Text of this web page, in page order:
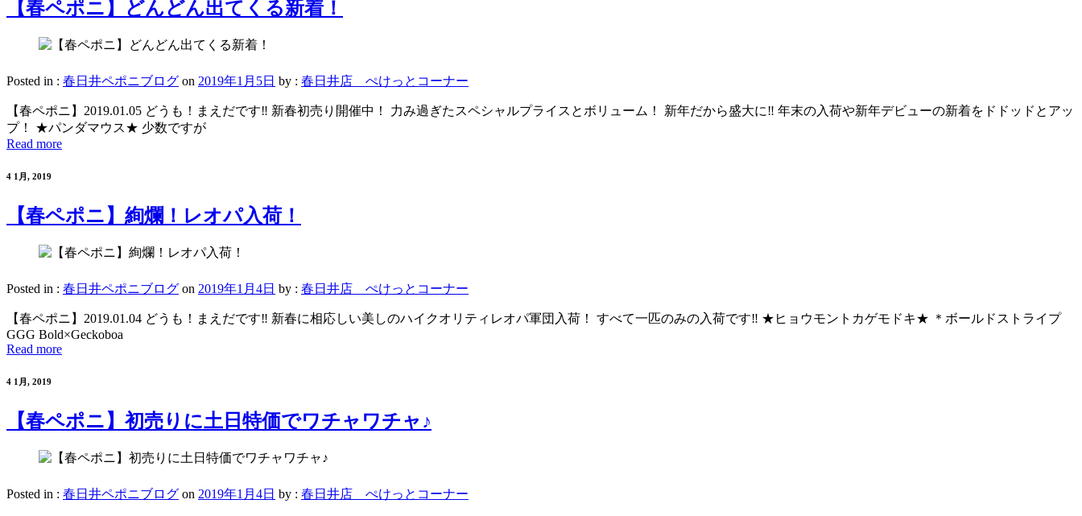
【春ペポニ】どんどん出てくる新着！
Posted in : 春日井ペポニブログ on 2019年1月5日 by : 春日井店 ぺけっとコーナー
【春ペポニ】2019.01.05 どうも！まえだです‼ 新春初売り開催中！ 力み過ぎたスペシャルプライスとボリューム！ 新年だから盛大に‼ 年末の入荷や新年デビューの新着をドドッドとアッ
プ！ ★パンダマウス★ 少数ですが
Read more
4 1月, 2019
【春ペポニ】絢爛！レオパ入荷！
Posted in : 春日井ペポニブログ on 2019年1月4日 by : 春日井店 ぺけっとコーナー
【春ペポニ】2019.01.04 どうも！まえだです‼ 新春に相応しい美しのハイクオリティレオパ軍団入荷！ すべて一匹のみの入荷です‼ ★ヒョウモントカゲモドキ★ ＊ボールドストライプ
GGG Bold×Geckoboa
Read more
4 1月, 2019
【春ペポニ】初売りに土日特価でワチャワチャ♪
Posted in : 春日井ペポニブログ on 2019年1月4日 by : 春日井店 ぺけっとコーナー